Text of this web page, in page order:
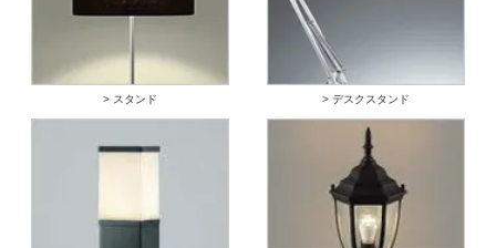
> スタンド > デスクスタンド